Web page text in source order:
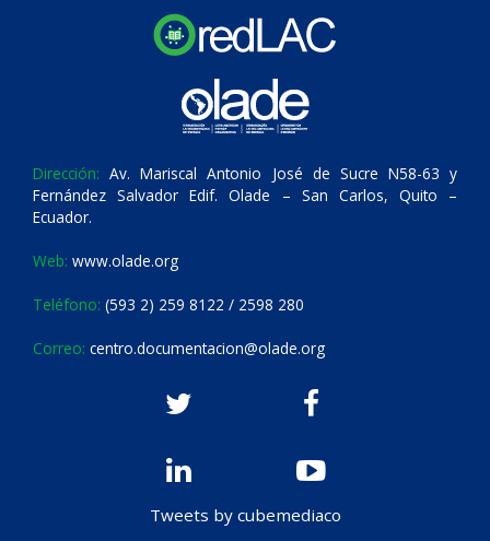
Dirección: Av. Mariscal Antonio José de Sucre N58-63 y
Fernández Salvador Edif. Olade – San Carlos, Quito –
Ecuador.
Web: www.olade.org
Teléfono: (593 2) 259 8122 / 2598 280
Correo: centro.documentacion@olade.org
Tweets by cubemediaco